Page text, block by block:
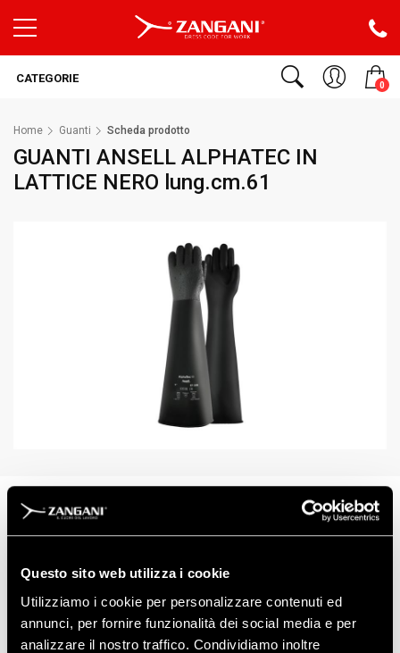
Questo sito web utilizza i cookie
Utilizziamo i cookie per personalizzare contenuti ed
annunci, per fornire funzionalità dei social media e per
analizzare il nostro traffico. Condividiamo inoltre
0
CATEGORIE
Home Guanti Scheda prodotto
GUANTI ANSELL ALPHATEC IN
LATTICE NERO lung.cm.61
ART: 87-108
TAGLIE7,5 - 8,5 - 9,5 - 10,5